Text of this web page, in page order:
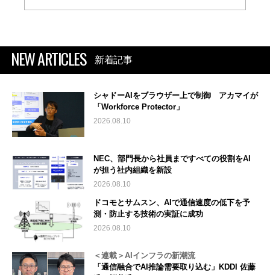
NEW ARTICLES 新着記事
シャドーAIをブラウザー上で制御 アカマイが
「Workforce Protector」
2026.08.10
NEC、部門長から社員まですべての役割をAI
が担う社内組織を新設
2026.08.10
ドコモとサムスン、AIで通信速度の低下を予
測・防止する技術の実証に成功
2026.08.10
＜連載＞AIインフラの新潮流
「通信融合でAI推論需要取り込む」KDDI 佐藤